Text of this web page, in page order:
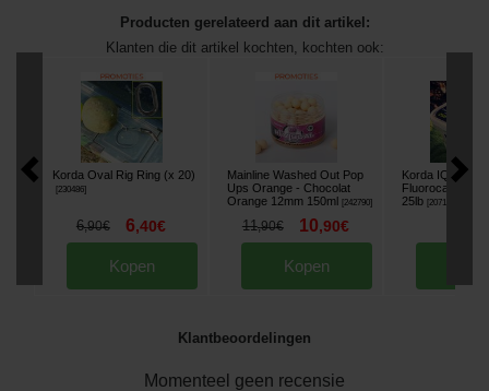
Producten gerelateerd aan dit artikel:
Klanten die dit artikel kochten, kochten ook:
Korda Oval Rig Ring (x 20)
[230486]
6,90€ 6,40€
Kopen
Mainline Washed Out Pop
Ups Orange - Chocolat
Orange 12mm 150ml [242790]
11,90€ 10,90€
Kopen
Korda IQ Stijve
Fluorocarbon
25lb [207126
Klantbeoordelingen
Momenteel geen recensie